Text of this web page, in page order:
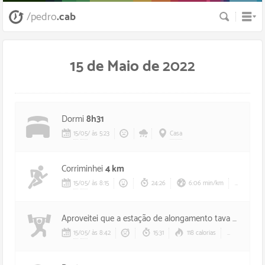
/pedro.cab Busca
15 de Maio de 2022
Dormi8h31
15/05/ às 5:23 Casa
Corriminhei4 km
15/05/às 8:15 24:26 6:06 min/km
Aproveitei que a estação de alongamento tava desocupada e fiz um
15/05/ às 8:42 15:31 118 calorias